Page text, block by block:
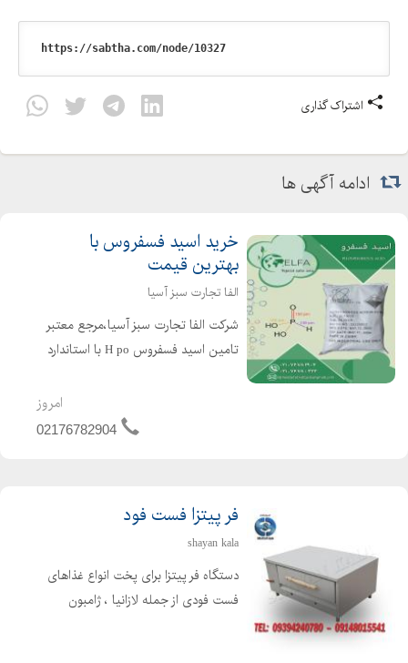
اشتراک گذاری
ادامه آگهی ها
خرید اسید فسفروس با
بهترین قیمت
الفا تجارت سبز آسیا
شرکت الفا تجارت سبز آسیا،مرجع معتبر
تامین اسید فسفروس H po با استاندارد
رشد ریشه،مقاومت به خشکی/سرما و
کنترل آفات (مانند ، Mildium Fusarium)
امروز
02176782904
فر پیتزا فست فود
shayan kala
دستگاه فر پیتزا برای پخت انواع غذاهای
فست فودی از جمله لازانیا ، ژامبون